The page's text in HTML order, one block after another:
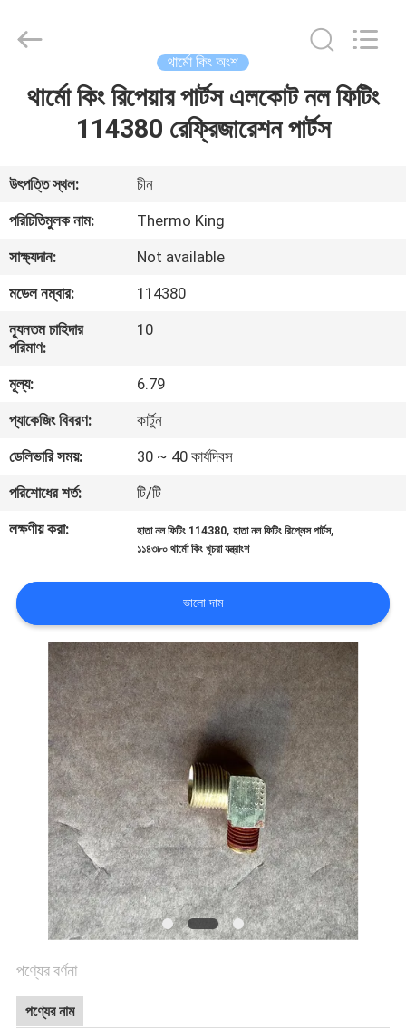
বাড়ি
আমাদের
সম্বন্ধে
কারখানা
পরিদর্শন
গুণমান
নিয়ন্ত্রণ
আমাদের
সাথে
খবর
গোপনীয়তা
INDUSTRY
Reserved.
থার্মো কিং অংশ
থার্মো কিং রিপেয়ার পার্টস এলকোট নল ফিটিং
114380 রেফ্রিজারেশন পার্টস
উৎপত্তি স্থল:
চীন
পরিচিতিমুলক নাম:
Thermo King
সাক্ষ্যদান:
Not available
মডেল নম্বার:
114380
ন্যূনতম চাহিদার
পরিমাণ:
10
মূল্য:
6.79
প্যাকেজিং বিবরণ:
কার্টুন
ডেলিভারি সময়:
30 ~ 40 কার্যদিবস
পরিশোধের শর্ত:
টি/টি
লক্ষণীয় করা:
হাতা নল ফিটিং 114380,হাতা নল ফিটিং রিপ্লেস পার্টস,
১১৪৩৮০ থার্মো কিং খুচরা যন্ত্রাংশ
ভালো দাম
পণ্যের বর্ণনা
পণ্যের নাম